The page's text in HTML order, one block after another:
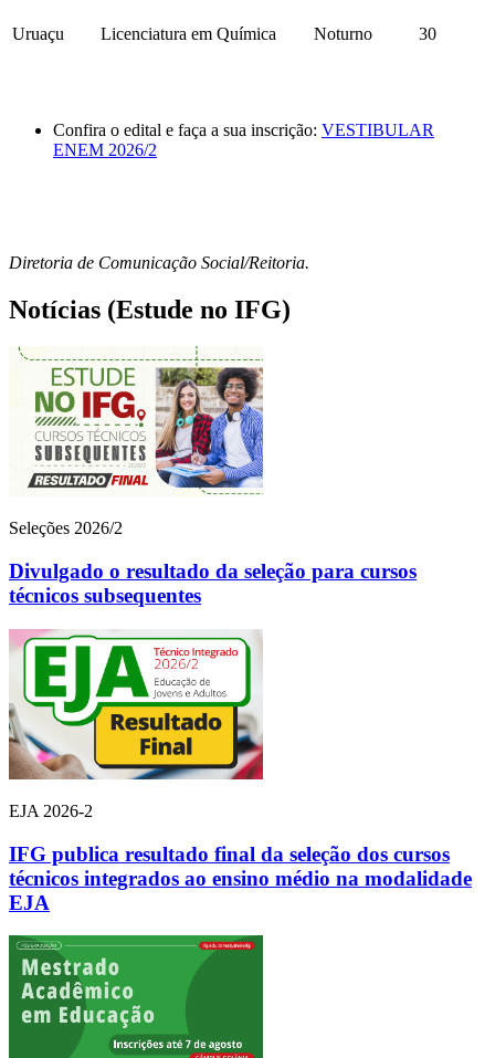
Uruaçu Licenciatura em Química Noturno 30
Confira o edital e faça a sua inscrição: VESTIBULAR
ENEM 2026/2
Diretoria de Comunicação Social/Reitoria.
Notícias (Estude no IFG)
Seleções 2026/2
Divulgado o resultado da seleção para cursos
técnicos subsequentes
EJA 2026-2
IFG publica resultado final da seleção dos cursos
técnicos integrados ao ensino médio na modalidade
EJA